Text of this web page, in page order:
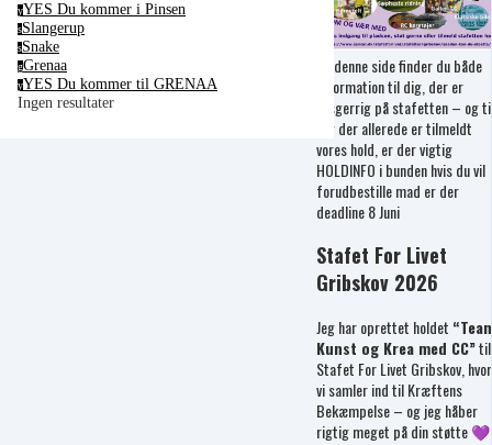
yYES Du kommer i Pinsen
sSlangerup
sSnake
gGrenaa
yYES Du kommer til GRENAA
Ingen resultater
På denne side finder du både
information til dig, der er
nysgerrig på stafetten – og
dig der allerede er tilmeldt
vores hold, er der vigtig
HOLDINFO i bunden hvis du vil
forudbestille mad er der
deadline 8 Juni
Stafet For Livet
Gribskov 2026
Jeg har oprettet holdet
Kunst og Krea med CC”til
Stafet For Livet Gribskov, hvor
vi samler ind til Kræftens
Bekæmpelse – og jeg håber
rigtig meget på din støtte 💜